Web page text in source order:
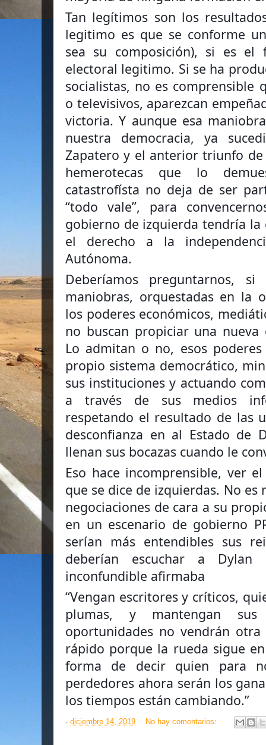
Tan legítimos son los
legitimo es que se conforme
sea su composición), si es
electoral legitimo. Si se ha
socialistas, no es comprensible
o televisivos, aparezcan
victoria. Y aunque esa
nuestra democracia, ya
Zapatero y el anterior triunfo de
hemerotecas que lo
catastrofísta no deja de ser
“todo vale”, para
gobierno de izquierda tendría la
el derecho a la
Autónoma.
Deberíamos preguntarnos,
maniobras, orquestadas en la
los poderes económicos,
no buscan propiciar una nueva
Lo admitan o no, esos
propio sistema democrático,
sus instituciones y actuando
a través de sus medios
respetando el resultado de las
desconfianza en al Estado de
llenan sus bocazas cuando le
Eso hace incomprensible, ver
que se dice de izquierdas. No
negociaciones de cara a su
en un escenario de gobierno
serían más entendibles sus
deberían escuchar a
inconfundible afirmaba
“Vengan escritores y críticos,
plumas, y mantengan
oportunidades no vendrán
rápido porque la rueda sigue
forma de decir quien para
perdedores ahora serán los
los tiempos están cambiando.”
- diciembre 14, 2019 No hay comentarios: